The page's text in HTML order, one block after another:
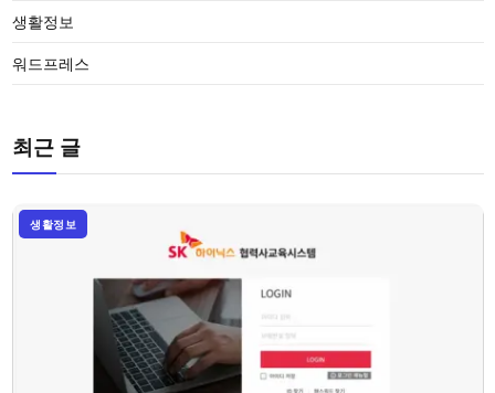
생활정보
워드프레스
최근 글
생활정보